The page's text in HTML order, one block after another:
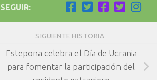
SEGUIR:
SIGUIENTE HISTORIA
Estepona celebra el Día de Ucrania
para fomentar la participación del